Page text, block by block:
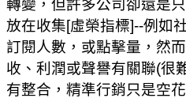
轉變，但許多公司卻還是
放在收集[虛榮指標]--例如
訂閱人數，或點擊量，然
收、利潤或聲譽有關聯(很
有整合，精準行銷只是空